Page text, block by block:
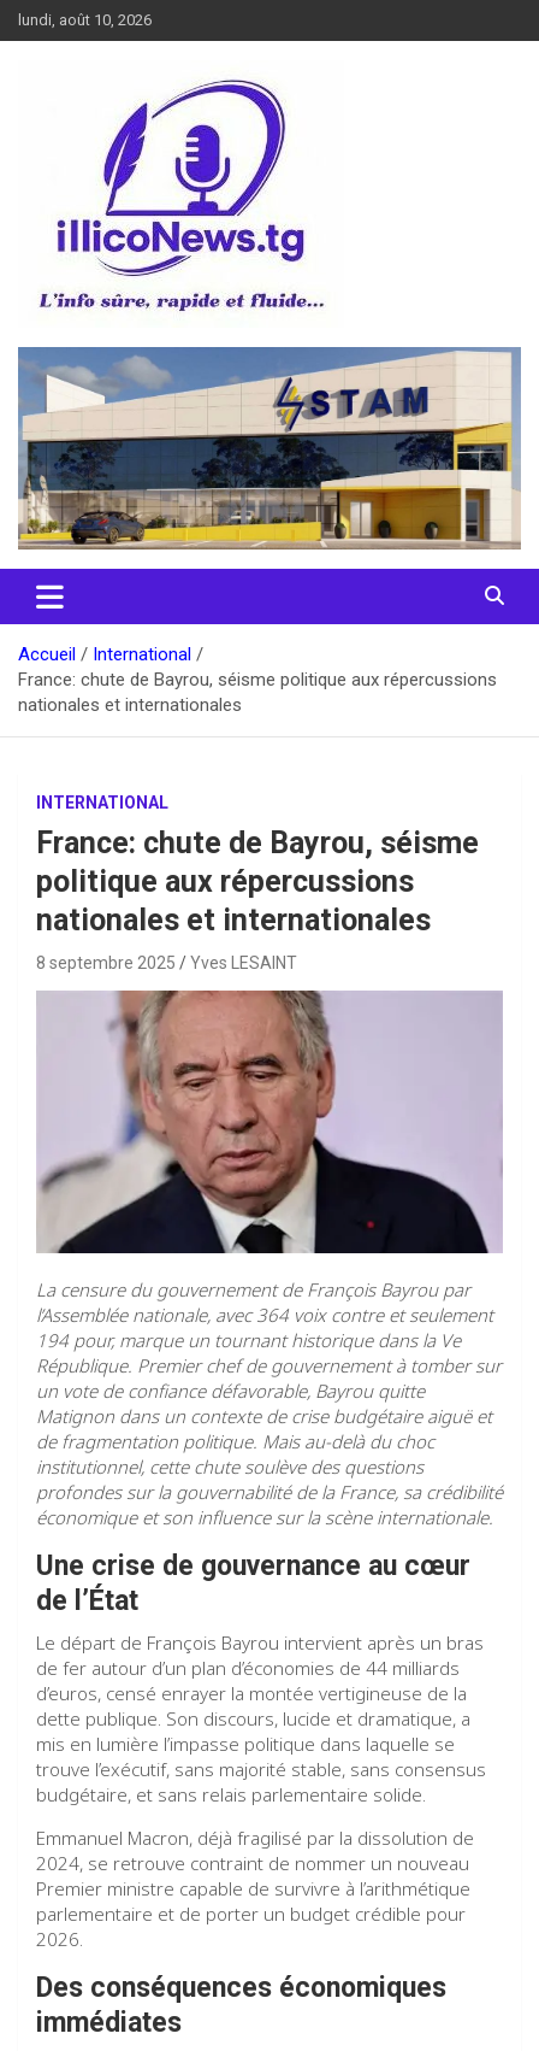
Aller
au
lundi, août 10, 2026
illiconews
Accueil
International
France: chute de Bayrou, séisme politique aux répercussions
nationales et internationales
INTERNATIONAL
France: chute de Bayrou, séisme
politique aux répercussions
nationales et internationales
8 septembre 2025 Yves LESAINT
La censure du gouvernement de François Bayrou par
l’Assemblée nationale, avec 364 voix contre et seulement
194 pour, marque un tournant historique dans la Ve
République. Premier chef de gouvernement à tomber sur
un vote de confiance défavorable, Bayrou quitte
Matignon dans un contexte de crise budgétaire aiguë et
de fragmentation politique. Mais au-delà du choc
institutionnel, cette chute soulève des questions
profondes sur la gouvernabilité de la France, sa crédibilité
économique et son influence sur la scène internationale.
Une crise de gouvernance au cœur
de l’État
Le départ de François Bayrou intervient après un bras
de fer autour d’un plan d’économies de 44 milliards
d’euros, censé enrayer la montée vertigineuse de la
dette publique. Son discours, lucide et dramatique, a
mis en lumière l’impasse politique dans laquelle se
trouve l’exécutif, sans majorité stable, sans consensus
budgétaire, et sans relais parlementaire solide.
Emmanuel Macron, déjà fragilisé par la dissolution de
2024, se retrouve contraint de nommer un nouveau
Premier ministre capable de survivre à l’arithmétique
parlementaire et de porter un budget crédible pour
2026.
Des conséquences économiques
immédiates